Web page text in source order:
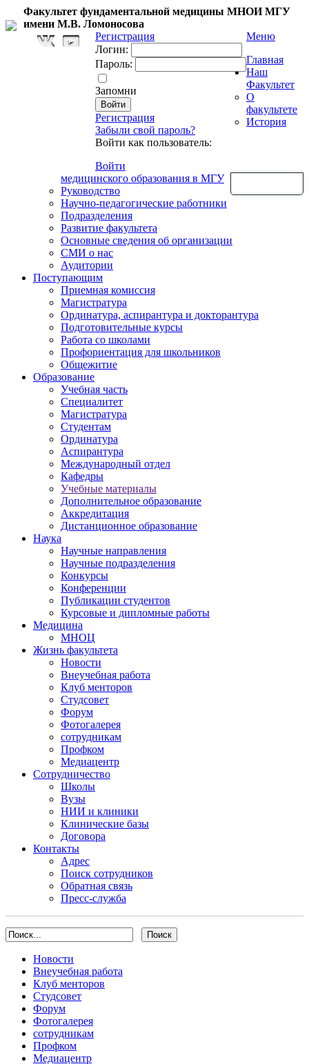
Факультет фундаментальной медицины МНОИ МГУ
имени М.В. Ломоносова
Регистрация
Логин:
Пароль:
Запомни
Регистрация
Забыли свой пароль?
Войти как пользователь:
Войти
Меню
Главная
Наш
Факультет
О
факультете
История
медицинского образования в МГУ
Руководство
Научно-педагогические работники
Подразделения
Развитие факультета
Основные сведения об организации
СМИ о нас
Аудитории
Поступающим
Приемная комиссия
Магистратура
Ординатура, аспирантура и докторантура
Подготовительные курсы
Работа со школами
Профориентация для школьников
Общежитие
Образование
Учебная часть
Специалитет
Магистратура
Студентам
Ординатура
Аспирантура
Международный отдел
Кафедры
Учебные материалы
Дополнительное образование
Аккредитация
Дистанционное образование
Наука
Научные направления
Научные подразделения
Конкурсы
Конференции
Публикации студентов
Курсовые и дипломные работы
Медицина
МНОЦ
Жизнь факультета
Новости
Внеучебная работа
Клуб менторов
Студсовет
Форум
Фотогалерея
сотрудникам
Профком
Медиацентр
Сотрудничество
Школы
Вузы
НИИ и клиники
Клинические базы
Договора
Контакты
Адрес
Поиск сотрудников
Обратная связь
Пресс-служба
Новости
Внеучебная работа
Клуб менторов
Студсовет
Форум
Фотогалерея
сотрудникам
Профком
Медиацентр